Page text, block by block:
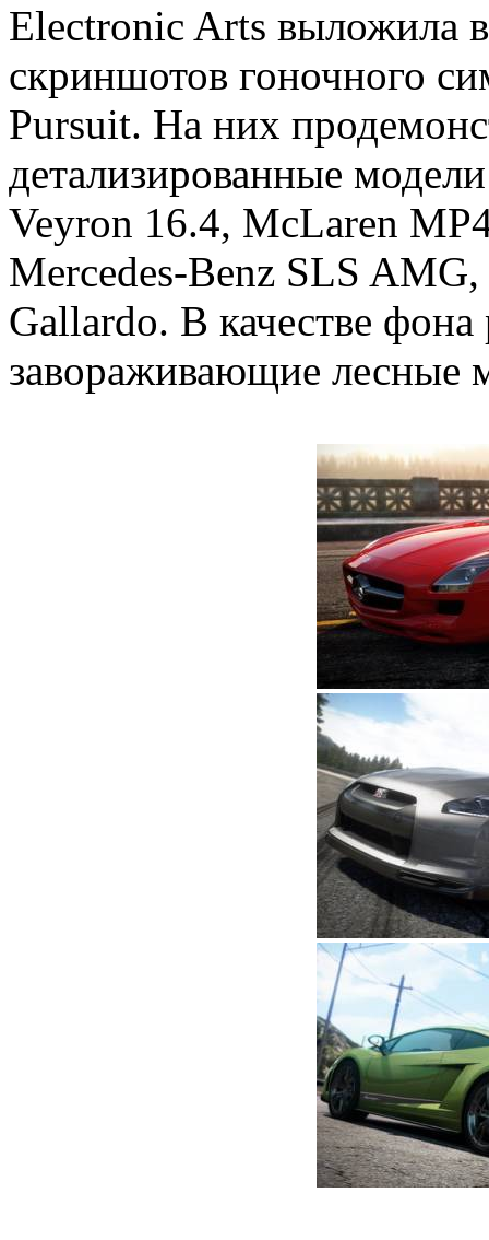
Electronic Arts выложила
скриншотов гоночного
Pursuit. На них
детализированные
Veyron 16.4, McLaren
Mercedes-Benz SLS
Gallardo. В качестве
завораживающие лесные